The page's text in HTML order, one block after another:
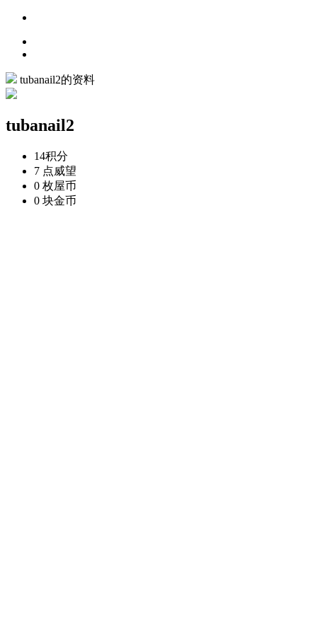
tubanail2的资料
tubanail2
14积分
7 点威望
0 枚屋币
0 块金币